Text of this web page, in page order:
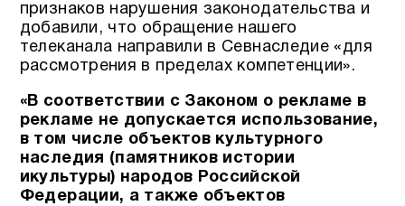
признаков нарушения законодательства и
добавили, что обращение нашего
телеканала направили в Севнаследие «для
рассмотрения в пределах компетенции».
«В соответствии с Законом о рекламе в
рекламе не допускается использование,
в том числе объектов культурного
наследия (памятников истории
икультуры) народов Российской
Федерации, а также объектов